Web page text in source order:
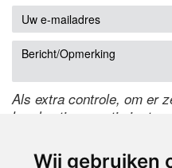
Wij gebruiken
Als extra controle, om er
handmatige reactie is, typ
de code te wijzigen.